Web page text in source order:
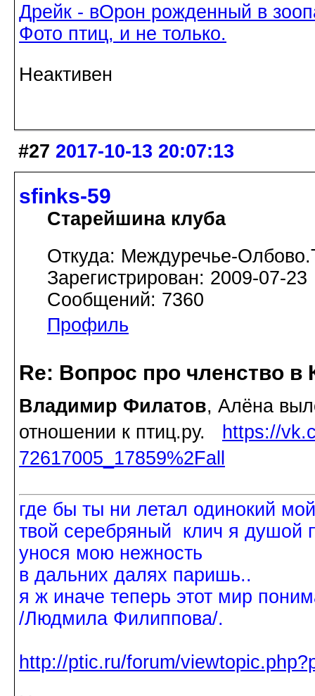
Дрейк - вОрон рожденный в
Фото птиц, и не только.
Неактивен
#27 2017-10-13 20:07:13
sfinks-59
Старейшина клуба
Откуда: Междуречье-
Зарегистрирован: 2009-07-23
Сообщений: 7360
Профиль
Re: Вопрос про членство в
Владимир Филатов, Алёна
отношении к птиц.ру.
https://
72617005_17859%2Fall
где бы ты ни летал одинокий
твой серебряный клич я душой
унося мою нежность
в дальних далях паришь..
я ж иначе теперь этот мир
/Людмила Филиппова/.
http://ptic.ru/forum/